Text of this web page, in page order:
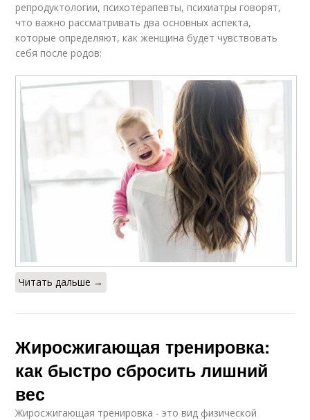
репродуктологии, психотерапевты, психиатры говорят,
что важно рассматривать два основных аспекта,
которые определяют, как женщина будет чувствовать
себя после родов:
Читать дальше →
Жиросжигающая тренировка:
как быстро сбросить лишний
вес
Жиросжигающая тренировка - это вид физической